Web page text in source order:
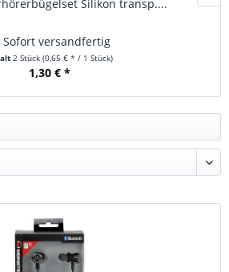
Silikon transp....
Sofort versandfertig
2 Stück (0,65 € * / 1 Stück)
1,30 € *